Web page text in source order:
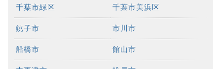
千葉市緑区 千葉市美浜区
銚子市 市川市
船橋市 館山市